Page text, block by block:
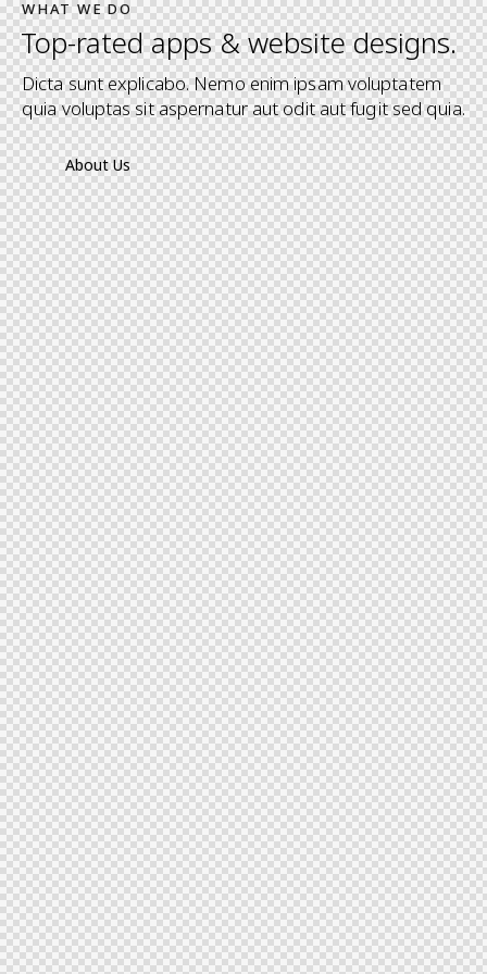
WHAT WE DO
Top-rated apps & website designs.
Dicta sunt explicabo. Nemo enim ipsam voluptatem
quia voluptas sit aspernatur aut odit aut fugit sed quia.
About Us